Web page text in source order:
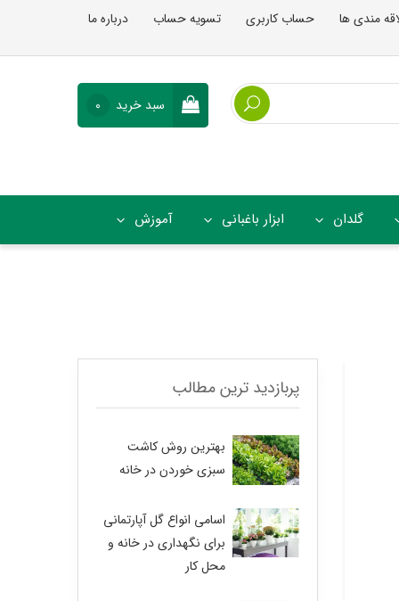
مندی ها حساب کاربری تسویه حساب درباره ما
سبد خرید 0
گلدان ابزار باغبانی آموزش
پربازدید ترین مطالب
بهترین روش کاشت
سبزی خوردن در خانه
اسامی انواع گل آپارتمانی
برای نگهداری در خانه و
محل کار